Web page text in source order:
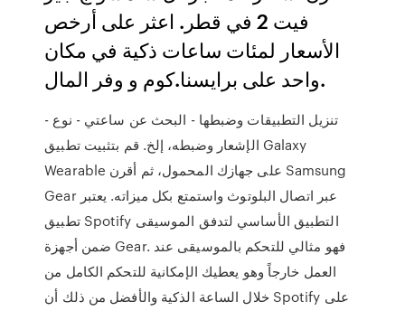
فيت 2 في قطر. اعثر على أرخص
الأسعار لمئات ساعات ذكية في مكان
واحد على برايسنا.كوم و وفر المال.
- تنزيل التطبيقات وضبطها - البحث عن ساعتي - نوع
الإشعار وضبطه، إلخ. قم بتثبيت تطبيق Galaxy
Wearable على جهازك المحمول، ثم أقرن Samsung
Gear عبر اتصال البلوتوث واستمتع بكل ميزاته. يعتبر
تطبيق Spotify التطبيق الأساسي لتدفق الموسيقى
ضمن أجهزة Gear. فهو مثالي للتحكم بالموسيقى عند
العمل خارجاً وهو يعطيك الإمكانية للتحكم الكامل من
خلال الساعة الذكية والأفضل من ذلك أن Spotify على